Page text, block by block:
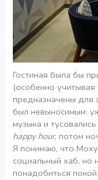
Гостиная была бы
(особенно
предназначены для
был невыносимым:
музыка и
happy hour, потом
Я понимаю, что
социальный хаб, но
понадобиться покой.